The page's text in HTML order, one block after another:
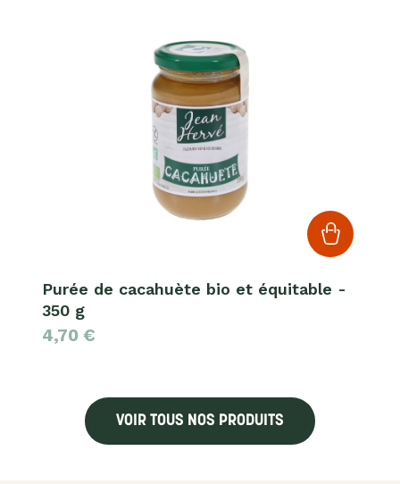
Purée de cacahuète bio et équitable -
350 g
4,70 €
VOIR TOUS NOS PRODUITS